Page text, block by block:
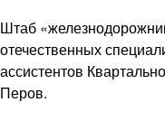
Штаб
отечественных
ассистентов
Перов.